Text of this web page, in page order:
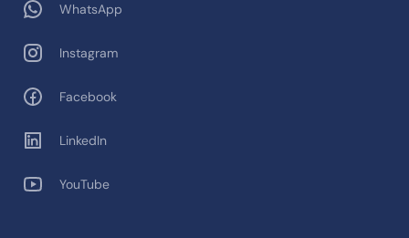
WhatsApp
Instagram
Facebook
LinkedIn
YouTube